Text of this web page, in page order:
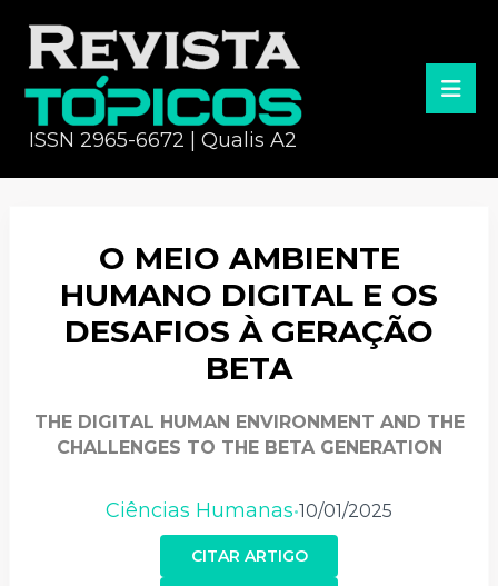
ISSN 2965-6672 | Qualis A2
O MEIO AMBIENTE
HUMANO DIGITAL E OS
DESAFIOS À GERAÇÃO
BETA
THE DIGITAL HUMAN ENVIRONMENT AND THE
CHALLENGES TO THE BETA GENERATION
Ciências Humanas•10/01/2025
CITAR ARTIGO